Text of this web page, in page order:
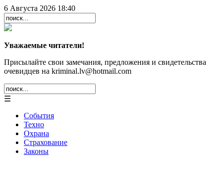
6 Августа 2026 18:40
Уважаемые читатели!
Присылайте свои замечания, предложения и свидетельства
очевидцев на kriminal.lv@hotmail.com
☰
События
Техно
Охрана
Страхование
Законы